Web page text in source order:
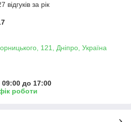
за рік
121, Дніпро, Україна
до 17:00
роботи